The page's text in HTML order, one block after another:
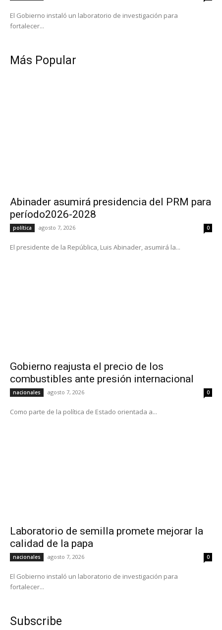
El Gobierno instaló un laboratorio de investigación para
fortalecer...
Más Popular
Abinader asumirá presidencia del PRM para
período2026-2028
política agosto 7, 2026 0
El presidente de la República, Luis Abinader, asumirá la...
Gobierno reajusta el precio de los
combustibles ante presión internacional
nacionales agosto 7, 2026 0
Como parte de la política de Estado orientada a...
Laboratorio de semilla promete mejorar la
calidad de la papa
nacionales agosto 7, 2026 0
El Gobierno instaló un laboratorio de investigación para
fortalecer...
Subscribe